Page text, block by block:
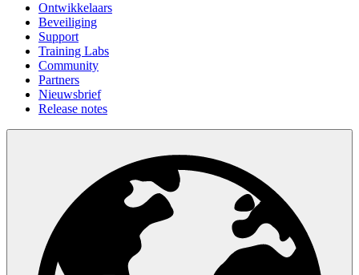
Ontwikkelaars
Beveiliging
Support
Training Labs
Community
Partners
Nieuwsbrief
Release notes